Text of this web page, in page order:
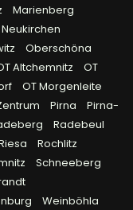
Marienberg
Neukirchen
Oberschöna
Altchemnitz
OT
OT Morgenleite
Pirna
Pirna-
Radebeul
Rochlitz
Schneeberg
Weinböhla